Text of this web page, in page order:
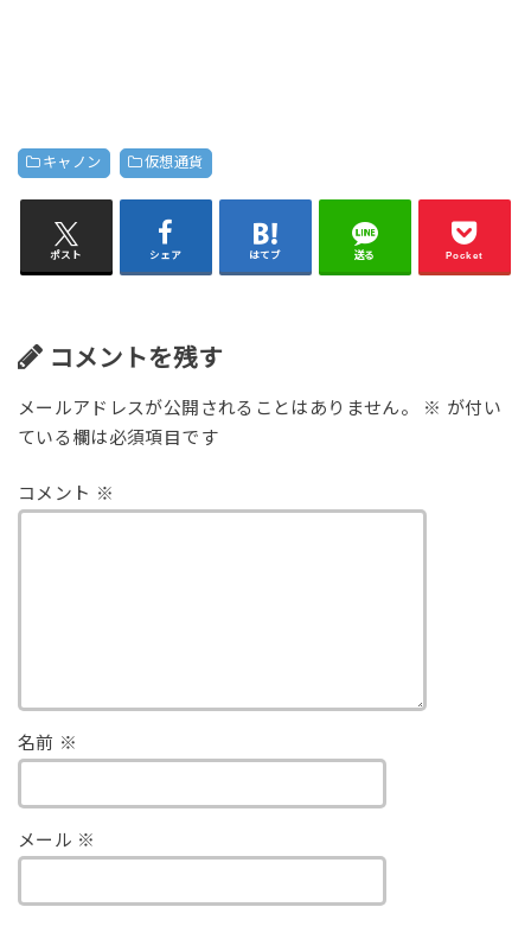
キャノン 仮想通貨
ポスト シェア はてブ 送る Pocket
コメントを残す
メールアドレスが公開されることはありません。 ※ が付い
ている欄は必須項目です
コメント ※
名前 ※
メール ※